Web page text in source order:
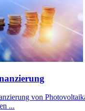
von
...